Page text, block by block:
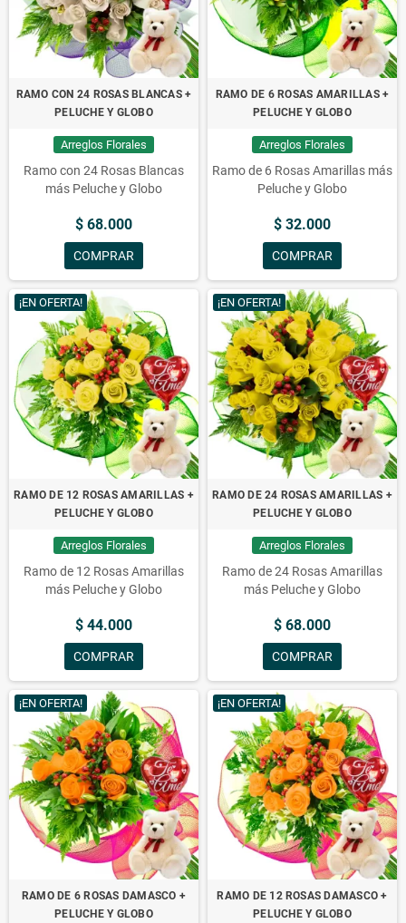
RAMO CON 24 ROSAS BLANCAS +
PELUCHE Y GLOBO
Arreglos Florales
Ramo con 24 Rosas Blancas
más Peluche y Globo
$ 68.000
COMPRAR
RAMO DE 6 ROSAS AMARILLAS +
PELUCHE Y GLOBO
Arreglos Florales
Ramo de 6 Rosas Amarillas más
Peluche y Globo
$ 32.000
COMPRAR
¡EN OFERTA!
RAMO DE 12 ROSAS AMARILLAS +
PELUCHE Y GLOBO
Arreglos Florales
Ramo de 12 Rosas Amarillas
más Peluche y Globo
$ 44.000
COMPRAR
¡EN OFERTA!
RAMO DE 24 ROSAS AMARILLAS +
PELUCHE Y GLOBO
Arreglos Florales
Ramo de 24 Rosas Amarillas
más Peluche y Globo
$ 68.000
COMPRAR
¡EN OFERTA!
RAMO DE 6 ROSAS DAMASCO +
PELUCHE Y GLOBO
¡EN OFERTA!
RAMO DE 12 ROSAS DAMASCO +
PELUCHE Y GLOBO